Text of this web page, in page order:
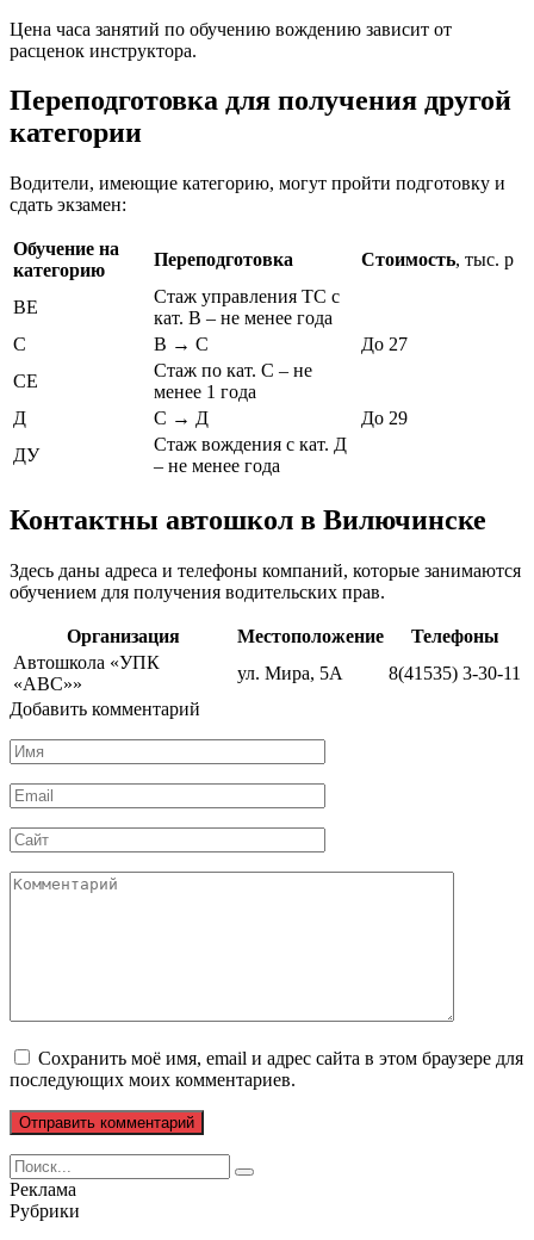
Цена часа занятий по обучению вождению зависит от
расценок инструктора.
Переподготовка для получения другой
категории
Водители, имеющие категорию, могут пройти подготовку и
сдать экзамен:
Обучение на
категорию
Переподготовка Стоимость, тыс. р
ВЕ
Стаж управления ТС с
кат. В – не менее года
С
В → С
До 27
СЕ
Стаж по кат. С – не
менее 1 года
До 29
Д
С → Д
ДУ
Стаж вождения с кат. Д
– не менее года
Контактны автошкол в Вилючинске
Здесь даны адреса и телефоны компаний, которые занимаются
обучением для получения водительских прав.
Организация Местоположение
Телефоны
Автошкола «УПК
«ABC»»
ул. Мира, 5А
8(41535) 3-30-11
Добавить комментарий
Имя
*
Email
*
Сайт
Комментарий
Сохранить моё имя, email и адрес сайта в этом браузере для
последующих моих комментариев.
Search
for:
Реклама
Рубрики